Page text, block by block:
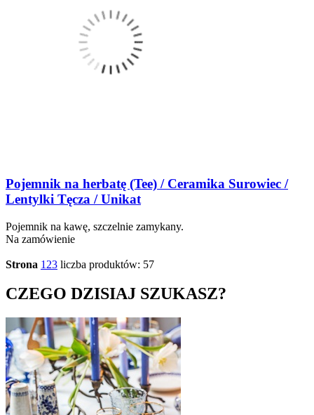
Pojemnik na herbatę (Tee) / Ceramika Surowiec /
Lentylki Tęcza / Unikat
Pojemnik na kawę, szczelnie zamykany.
Na zamówienie
Strona 1 23 liczba produktów: 57
CZEGO DZISIAJ SZUKASZ?